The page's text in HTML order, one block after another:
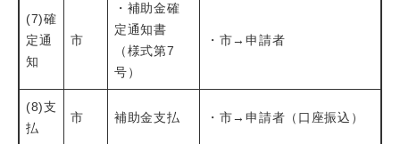
(7)確
定通
知
市
・補助金確
定通知書
（様式第7
号）
・市→申請者
(8)支
払
市 補助金支払 ・市→申請者（口座振込）